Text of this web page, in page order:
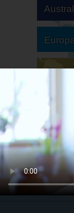
Europa